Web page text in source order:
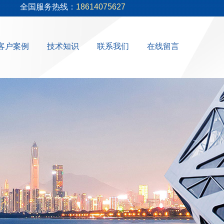
全国服务热线：18614075627
户案例 技术知识 联系我们 在线留言